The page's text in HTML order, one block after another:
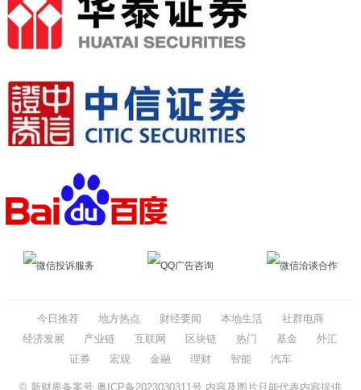
微信投诉服务 QQ广告咨询 微信洽谈合作
今日推荐 地方热点 财经要闻 本地生活
社群电商
经济发展
产业链 互联网 区块链 热门 基金
外汇
证券
宏观 金融 理财 智能 汽车
© 新财界备案号 粤ICP备2023030311号内容及图片只能代表内容提供